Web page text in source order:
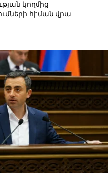
կողմից
հիման վրա